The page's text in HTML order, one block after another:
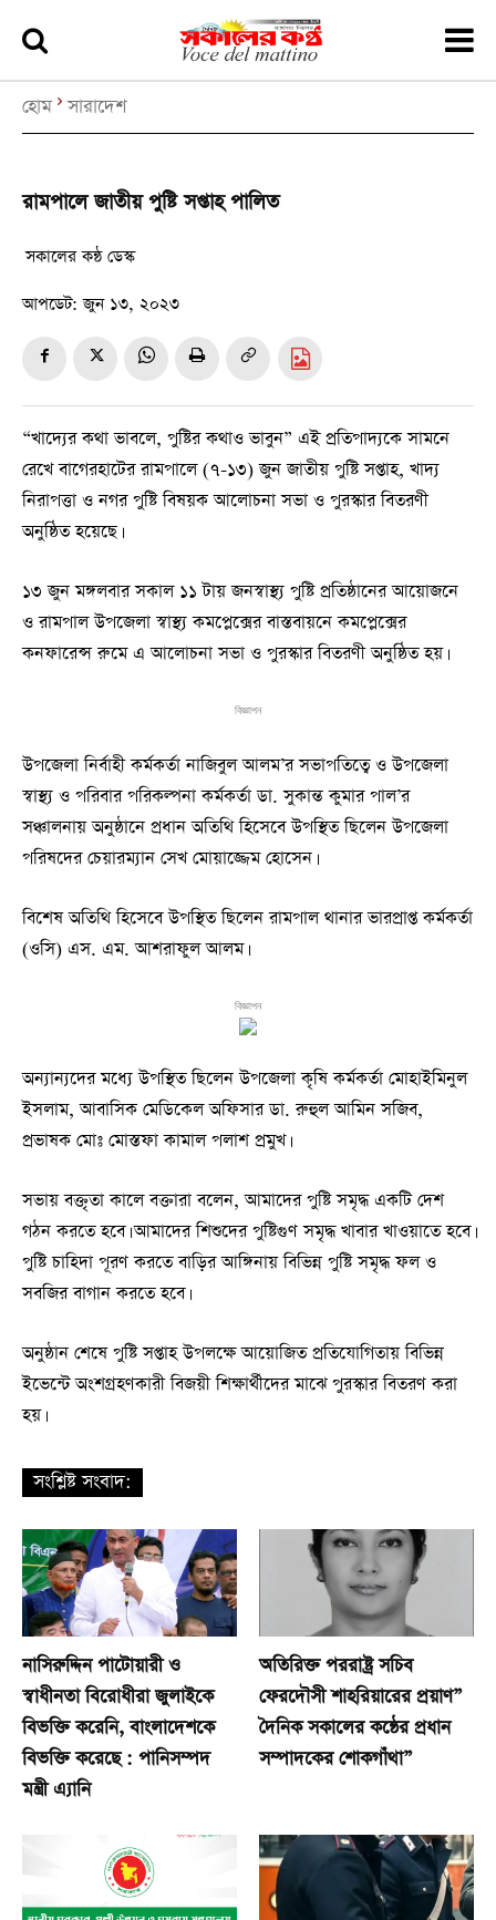
হোম সারাদেশ
রামপালে জাতীয় পুষ্টি সপ্তাহ পালিত
সকালের কন্ঠ ডেস্ক
আপডেট: জুন ১৩, ২০২৩
“খাদ্যের কথা ভাবলে, পুষ্টির কথাও ভাবুন” এই প্রতিপাদ্যকে সামনে
রেখে বাগেরহাটের রামপালে (৭-১৩) জুন জাতীয় পুষ্টি সপ্তাহ, খাদ্য
নিরাপত্তা ও নগর পুষ্টি বিষয়ক আলোচনা সভা ও পুরস্কার বিতরণী
অনুষ্ঠিত হয়েছে।
১৩ জুন মঙ্গলবার সকাল ১১ টায় জনস্বাস্থ্য পুষ্টি প্রতিষ্ঠানের আয়োজনে
ও রামপাল উপজেলা স্বাস্থ্য কমপ্লেক্সের বাস্তবায়নে কমপ্লেক্সের
কনফারেন্স রুমে এ আলোচনা সভা ও পুরস্কার বিতরণী অনুষ্ঠিত হয়।
বিজ্ঞাপন
উপজেলা নির্বাহী কর্মকর্তা নাজিবুল আলম’র সভাপতিত্বে ও উপজেলা
স্বাস্থ্য ও পরিবার পরিকল্পনা কর্মকর্তা ডা. সুকান্ত কুমার পাল’র
সঞ্চালনায় অনুষ্ঠানে প্রধান অতিথি হিসেবে উপস্থিত ছিলেন উপজেলা
পরিষদের চেয়ারম্যান সেখ মোয়াজ্জেম হোসেন।
বিশেষ অতিথি হিসেবে উপস্থিত ছিলেন রামপাল থানার ভারপ্রাপ্ত কর্মকর্তা
(ওসি) এস. এম. আশরাফুল আলম।
বিজ্ঞাপন
অন্যান্যদের মধ্যে উপস্থিত ছিলেন উপজেলা কৃষি কর্মকর্তা মোহাইমিনুল
ইসলাম, আবাসিক মেডিকেল অফিসার ডা. রুহুল আমিন সজিব,
প্রভাষক মোঃ মোস্তফা কামাল পলাশ প্রমুখ।
সভায় বক্তৃতা কালে বক্তারা বলেন, আমাদের পুষ্টি সমৃদ্ধ একটি দেশ
গঠন করতে হবে। আমাদের শিশুদের পুষ্টিগুণ সমৃদ্ধ খাবার খাওয়াতে হবে।
পুষ্টি চাহিদা পূরণ করতে বাড়ির আঙ্গিনায় বিভিন্ন পুষ্টি সমৃদ্ধ ফল ও
সবজির বাগান করতে হবে।
অনুষ্ঠান শেষে পুষ্টি সপ্তাহ উপলক্ষে আয়োজিত প্রতিযোগিতায় বিভিন্ন
ইভেন্টে অংশগ্রহণকারী বিজয়ী শিক্ষার্থীদের মাঝে পুরস্কার বিতরণ করা
হয়।
সংশ্লিষ্ট সংবাদ:
নাসিরুদ্দিন পাটোয়ারী ও
স্বাধীনতা বিরোধীরা জুলাইকে
বিভক্তি করেনি, বাংলাদেশকে
বিভক্তি করেছে : পানিসম্পদ
মন্ত্রী এ্যানি
অতিরিক্ত পররাষ্ট্র সচিব
ফেরদৌসী শাহরিয়ারের প্রয়াণ”
দৈনিক সকালের কন্ঠের প্রধান
সম্পাদকের শোকগাঁথা”